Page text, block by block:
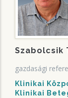
Szabolcsik
gazdasági
Klinikai
Klinikai